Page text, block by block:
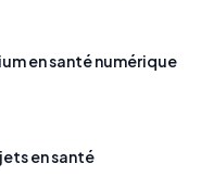
en santé numérique
en santé